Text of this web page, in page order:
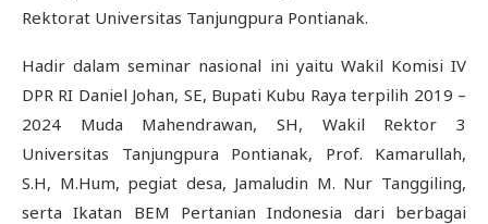
Rektorat Universitas Tanjungpura Pontianak.
Hadir dalam seminar nasional ini yaitu Wakil Komisi IV
DPR RI Daniel Johan, SE, Bupati Kubu Raya terpilih 2019 –
2024 Muda Mahendrawan, SH, Wakil Rektor 3
Universitas Tanjungpura Pontianak, Prof. Kamarullah,
S.H, M.Hum, pegiat desa, Jamaludin M. Nur Tanggiling,
serta Ikatan BEM Pertanian Indonesia dari berbagai